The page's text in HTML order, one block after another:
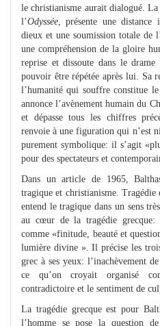
le christianisme aurait dialogué.
l’Odyssée , présente une
dieux et une soumission totale de
une compréhension de la gloire
reprise et dissoute dans le
pouvoir être répétée après lui. Sa
l’humanité qui souffre constitue
annonce l’avènement humain du
et dépasse tous les chiffres
renvoie à une figuration qui n’est
purement symbolique: il s’agit
pour des spectateurs et
Dans un article de 1965,
tragique et christianisme.
entend le tragique dans un sens
au cœur de la tragédie grecque:
comme «finitude, beauté et
lumière divine ». Il précise les
grec à ses yeux: l’inachèvement
ce qu’on croyait organisé
contradictoire et le sentiment de
La tragédie grecque est pour
l’homme se pose la question